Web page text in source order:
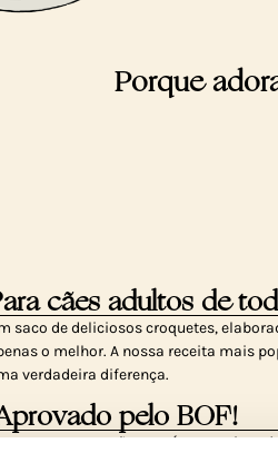
Porque
cães adultos de
saco de deliciosos croquetes,
o melhor. A nossa receita mais
verdadeira diferença.
pelo BOF!
LIVING não contém cereais e